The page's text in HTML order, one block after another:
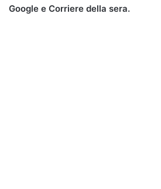
Google e Corriere della sera.